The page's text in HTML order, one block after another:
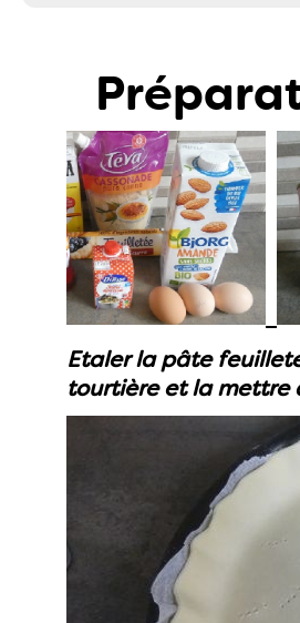
Etaler la pâte
tourtière et la mettre